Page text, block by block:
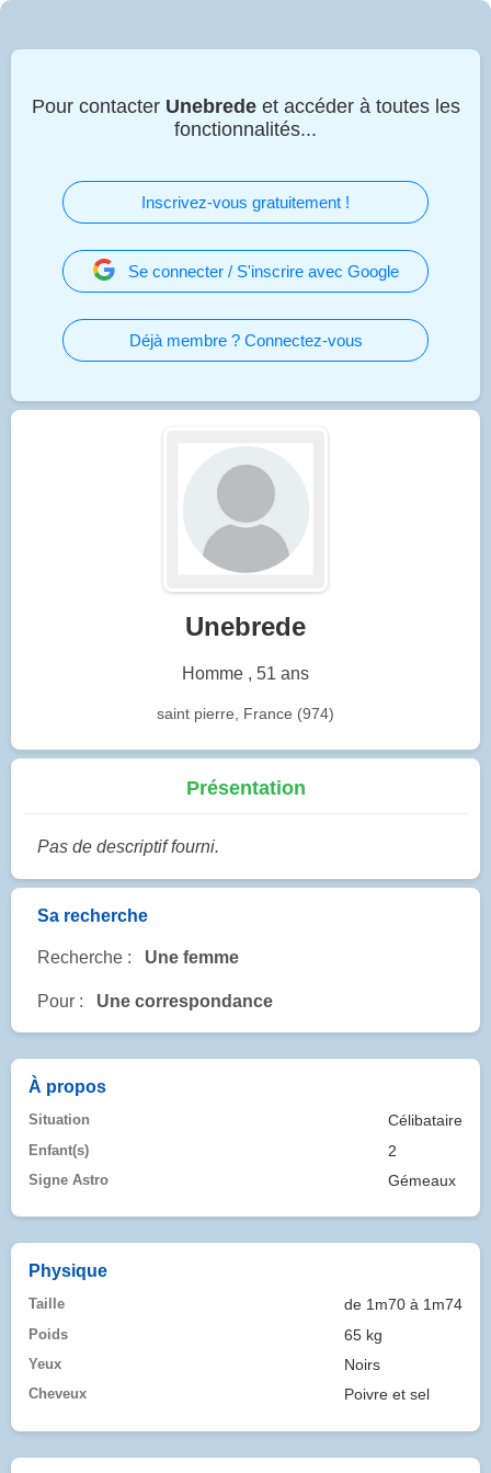
Pour contacter Unebredeet accéder à toutes les
fonctionnalités...
Inscrivez-vous gratuitement !
Se connecter / S'inscrire avec Google
Déjà membre ? Connectez-vous
Unebrede
Homme , 51 ans
saint pierre, France (974)
Présentation
Pas de descriptif fourni.
Sa recherche
Recherche : Une femme
Pour : Une correspondance
À propos
Situation Célibataire
Enfant(s) 2
Signe Astro Gémeaux
Physique
Taille de 1m70 à 1m74
Poids 65 kg
Yeux Noirs
Cheveux Poivre et sel